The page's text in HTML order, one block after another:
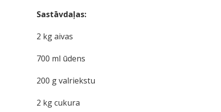
Sastāvdaļas:
2 kg aivas
700 ml ūdens
200 g valriekstu
2 kg cukura